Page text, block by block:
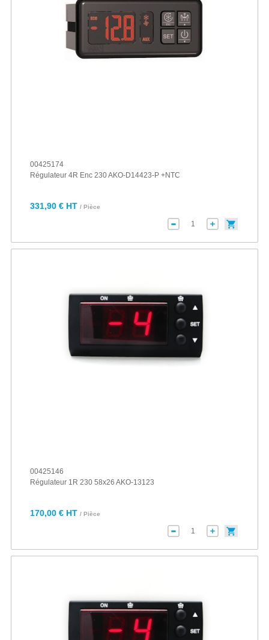
00425174
Régulateur 4R Enc 230 AKO-D14423-P +NTC
331,90 € HT / Pièce
00425146
Régulateur 1R 230 58x26 AKO-13123
170,00 € HT / Pièce